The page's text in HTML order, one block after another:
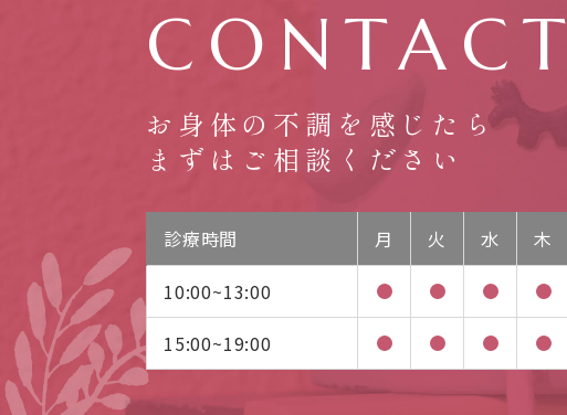
CONTACT
お身体の不調を感じたら
まずはご相談ください
診療時間 月 火 水 木
10:00~13:00
15:00~19:00